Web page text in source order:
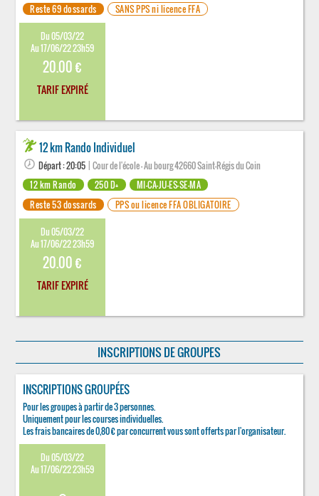
Reste 69 dossards
SANS PPS ni licence FFA
Du 05/03/22
Au 17/06/22 23h59
20.00 €
TARIF EXPIRÉ
12 km Rando Individuel
Départ : 20:05 | Cour de l'école - Au bourg 42660 Saint-Régis du Coin
12 km Rando
250 D+
MI-CA-JU-ES-SE-MA
Reste 53 dossards
PPS ou licence FFA OBLIGATOIRE
Du 05/03/22
Au 17/06/22 23h59
20.00 €
TARIF EXPIRÉ
INSCRIPTIONS DE GROUPES
INSCRIPTIONS GROUPÉES
Pour les groupes à partir de 3 personnes.
Uniquement pour les courses individuelles.
Les frais bancaires de 0,80 € par concurrent vous sont offerts par l'organisateur.
Du 05/03/22
Au 17/06/22 23h59